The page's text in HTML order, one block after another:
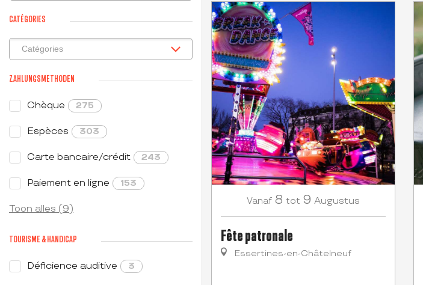
CATÉGORIES
ZAHLUNGSMETHODEN
Chèque 275
Espèces 303
Carte bancaire/crédit 243
Paiement en ligne 153
Toon alles (9)
TOURISME & HANDICAP
Déficience auditive 3
Vanaf 8 tot 9 Augustus
Fête patronale
Essertines-en-Châtelneuf